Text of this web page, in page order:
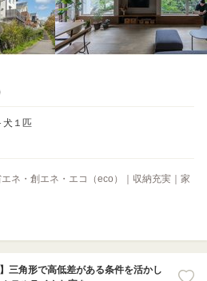
犬１匹
ネ・創エネ・エコ（eco）｜収納充実｜家
三角形で高低差がある条件を活かし